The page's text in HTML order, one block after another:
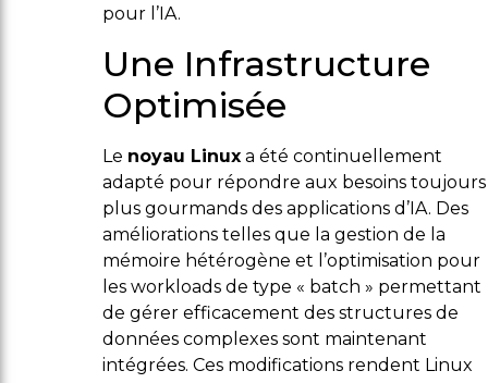
pour l’IA.
Une Infrastructure
Optimisée
Le noyau Linux a été continuellement
adapté pour répondre aux besoins toujours
plus gourmands des applications d’IA. Des
améliorations telles que la gestion de la
mémoire hétérogène et l’optimisation pour
les workloads de type « batch » permettant
de gérer efficacement des structures de
données complexes sont maintenant
intégrées. Ces modifications rendent Linux